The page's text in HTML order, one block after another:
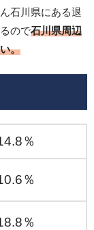
石川県にある退
ので石川県周辺
。
％
％
％